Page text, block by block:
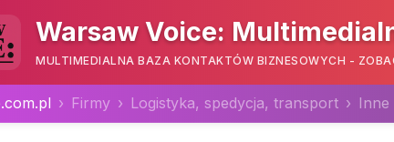
Warsaw Voice:
MULTIMEDIALNA BAZA KONTAKTÓW BIZNESOWYCH -
Firmy Logistyka, spedycja, transport Inne